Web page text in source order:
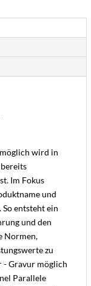
wird in
Im Fokus
und
entsteht ein
und den
Normen,
zu
- Gravur möglich
Parallele